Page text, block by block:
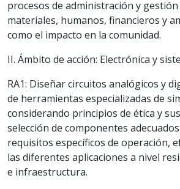
procesos de administración y
materiales, humanos, financieros y
como el impacto en la comunidad.
II. Ámbito de acción: Electrónica y
RA1: Diseñar circuitos analógicos y
de herramientas especializadas de
considerando principios de ética y
selección de componentes
requisitos específicos de operación,
las diferentes aplicaciones a nivel
e infraestructura.